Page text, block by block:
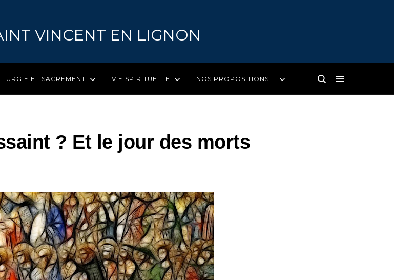
VINCENT EN LIGNON
ET SACREMENT VIE SPIRITUELLE NOS PROPOSITIONS...
? Et le jour des morts